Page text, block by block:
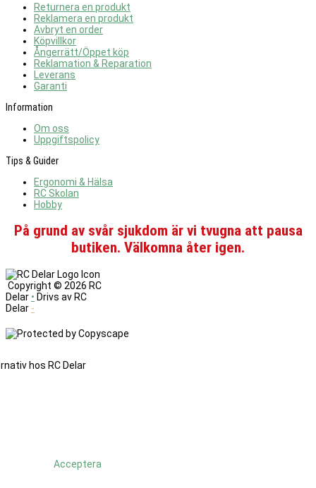
Returnera en produkt
Reklamera en produkt
Avbryt en order
Köpvillkor
Ångerrätt/Öppet köp
Reklamation & Reparation
Leverans
Garanti
Information
Om oss
Uppgiftspolicy
Tips & Guider
Ergonomi & Hälsa
RC Skolan
Hobby
På grund av svår sjukdom är vi tvugna att pausa
butiken. Välkomna åter igen.
Copyright © 2026 RC
Delar • Drivs av RC
Delar -
Acceptera